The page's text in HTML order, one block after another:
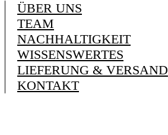
ÜBER UNS
TEAM
NACHHALTIGKEIT
WISSENSWERTES
LIEFERUNG & VERSAND
KONTAKT